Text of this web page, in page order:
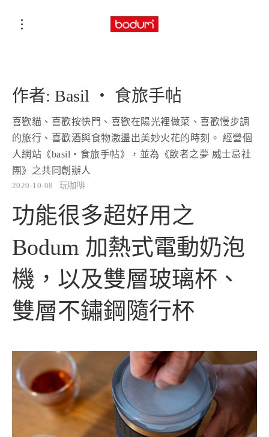
作者: Basil ‧ 食旅手帖
喜歡貓、喜歡按快門、喜歡在陽光裡做菜、喜歡慢步調
的旅行、喜歡酒與食物激盪出美妙火花的時刻。 經營個
人網站《basil‧食旅手帖》，並為《飲者之夢 威士忌社
團》之共同創辦人
2020-10-08 玩咖啡
功能很多超好用之
Bodum 加熱式電動奶泡
機，以及雙層玻璃杯、
雙層不鏽鋼隨行杯